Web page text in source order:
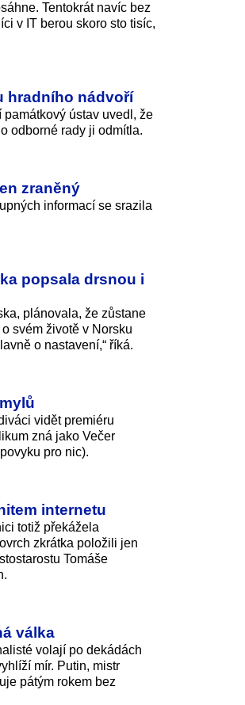
Tentokrát navíc bez
v IT berou skoro sto tisíc,
hradního nádvoří
ústav uvedl, že
odborné rady ji odmítla.
zraněný
informací se srazila
popsala drsnou i
plánovala, že zůstane
svém životě v Norsku
o nastavení,“ říká.
vidět premiéru
zná jako Večer
pro nic).
internetu
totiž překážela
zkrátka položili jen
Tomáše
válka
volají po dekádách
mír. Putin, mistr
pátým rokem bez